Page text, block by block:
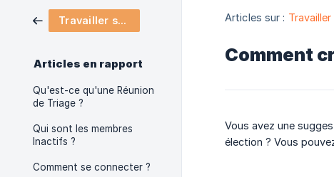
Travailler sur Holaspirit
Articles en rapport
Qu'est-ce qu'une Réunion
de Triage ?
Qui sont les membres
Inactifs ?
Comment se connecter ?
Articles sur :
Comment
Vous avez une
élection ? Vous